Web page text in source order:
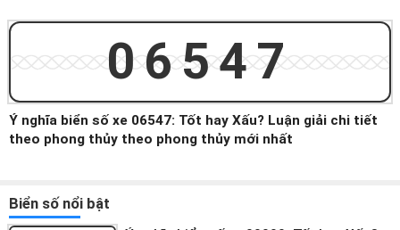
06547
Ý nghĩa biển số xe 06547: Tốt hay Xấu? Luận giải chi tiết
theo phong thủy theo phong thủy mới nhất
Biển số nổi bật